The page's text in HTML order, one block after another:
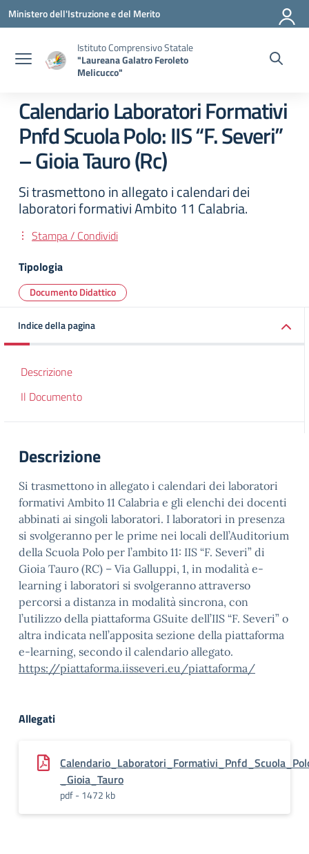
Vai ai contenuti
Vai al menu di navigazione
Vai al footer
Ministero dell'Istruzione e del Merito
Istituto Comprensivo Statale
"Laureana Galatro Feroleto
Melicucco"
Calendario Laboratori Formativi
Pnfd Scuola Polo: IIS “F. Severi”
– Gioia Tauro (Rc)
Si trasmettono in allegato i calendari dei
laboratori formativi Ambito 11 Calabria.
Stampa / Condividi
Tipologia
Documento Didattico
Indice della pagina
Descrizione
Il Documento
Descrizione
Si trasmettono in allegato i calendari dei laboratori
formativi Ambito 11 Calabria e gli elenchi dei docenti
abbinati ai singoli laboratori. I laboratori in presenza
si svolgeranno per le prime nei locali dell’Auditorium
della Scuola Polo per l’ambito 11: IIS “F. Severi” di
Gioia Tauro (RC) – Via Galluppi, 1, in modalità e-
learning i laboratori si svolgeranno attraverso
percorsi a distanza in modalità sincrona, con
l’utilizzo della piattaforma GSuite dell’IIS “F. Severi” o
altra indicata nell’apposita sezione della piattaforma
e-learning, secondo il calendario allegato.
https://piattaforma.iisseveri.eu/piattaforma/
Allegati
_Gioia_Tauro
pdf - 1472 kb